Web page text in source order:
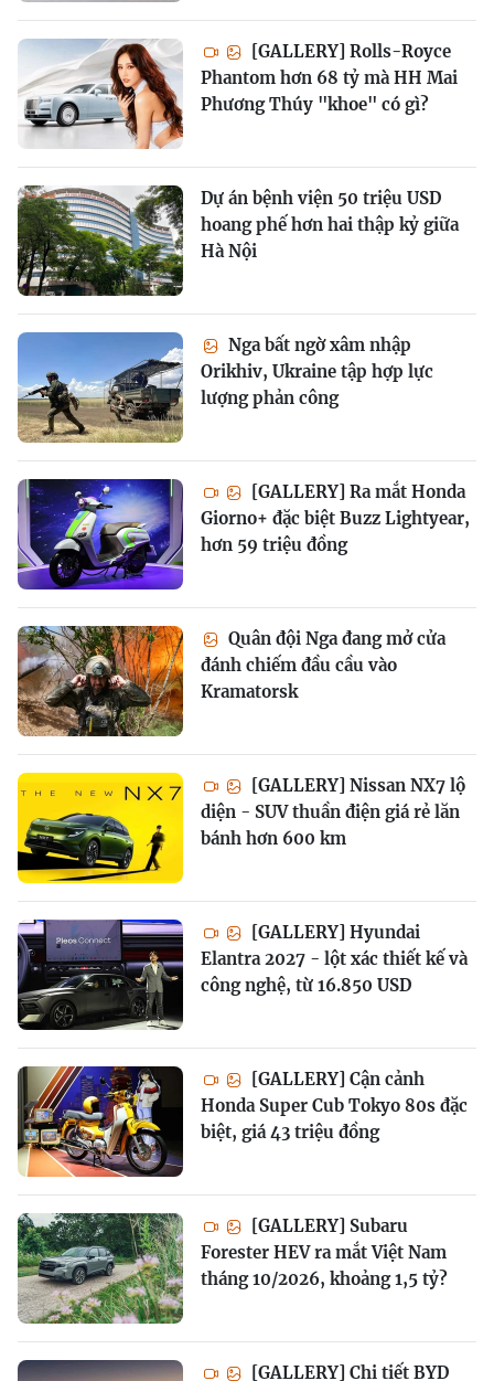
[GALLERY] Rolls-Royce
Phantom hơn 68 tỷ mà HH Mai
Phương Thúy "khoe" có gì?
Dự án bệnh viện 50 triệu USD
hoang phế hơn hai thập kỷ giữa
Hà Nội
Nga bất ngờ xâm nhập
Orikhiv, Ukraine tập hợp lực
lượng phản công
[GALLERY] Ra mắt Honda
Giorno+ đặc biệt Buzz Lightyear,
hơn 59 triệu đồng
Quân đội Nga đang mở cửa
đánh chiếm đầu cầu vào
Kramatorsk
[GALLERY] Nissan NX7 lộ
diện - SUV thuần điện giá rẻ lăn
bánh hơn 600 km
[GALLERY] Hyundai
Elantra 2027 - lột xác thiết kế và
công nghệ, từ 16.850 USD
[GALLERY] Cận cảnh
Honda Super Cub Tokyo 80s đặc
biệt, giá 43 triệu đồng
[GALLERY] Subaru
Forester HEV ra mắt Việt Nam
tháng 10/2026, khoảng 1,5 tỷ?
[GALLERY] Chi tiết BYD